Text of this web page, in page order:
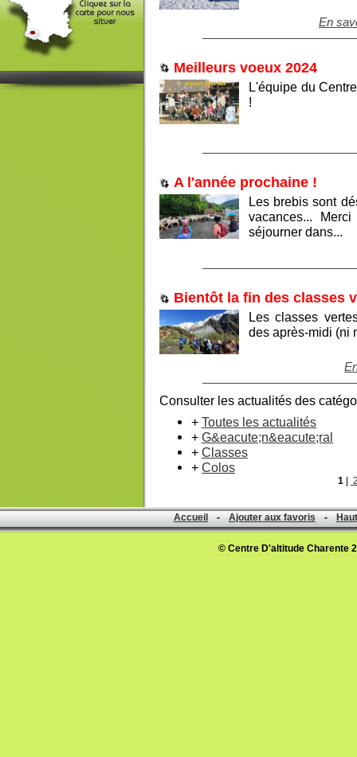
En
Meilleurs voeux 2024
L'équipe du
!
A l'année prochaine !
Les brebis sont
vacances...
séjourner dans...
Bientôt la fin des classes
Les classes
des après-midi (ni
Consulter les actualités des
+ Toutes les actualités
+ G&eacute;n&eacute;ral
+ Classes
+ Colos
1
Accueil - Ajouter aux favoris -
© Centre D'altitude Charente